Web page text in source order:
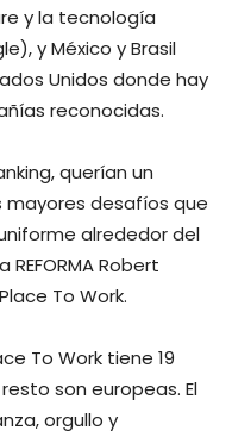
y la tecnología
y México y Brasil
Unidos donde hay
reconocidas.
querían un
mayores desafíos que
alrededor del
Robert
To Work.
To Work tiene 19
son europeas. El
orgullo y